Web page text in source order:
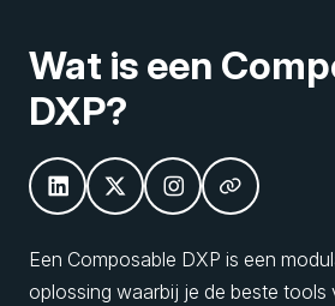
Wat is een
DXP?
Een Composable DXP is een
oplossing waarbij je de beste tools